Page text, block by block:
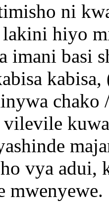
ni
hiyo
imani basi
chako
vilevile
vya adui,
mwenyewe.